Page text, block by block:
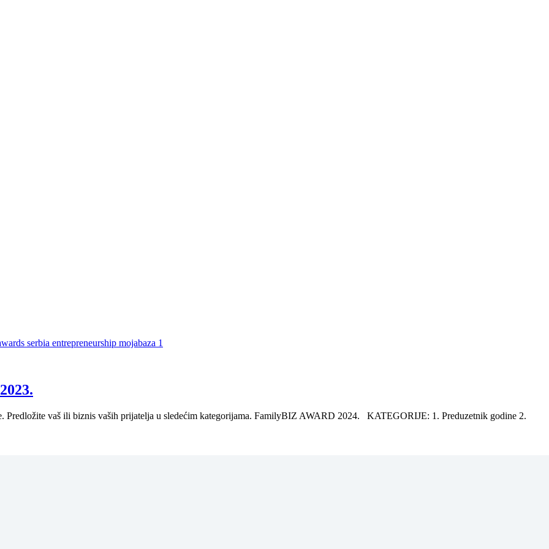
vaš ili biznis vaših prijatelja u sledećim kategorijama. FamilyBIZ AWARD 2024. KATEGORIJE: 1. Preduzetnik godine 2.